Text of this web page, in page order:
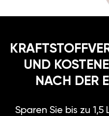
UND
NACH DER
Sparen Sie bis zu